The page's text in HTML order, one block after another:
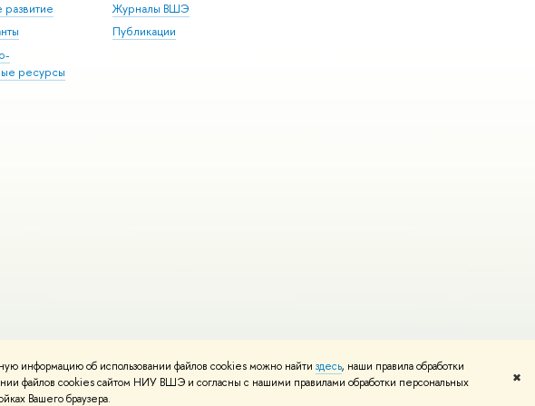
информацию об использовании файлов cookies можно найти здесь, наши правила обработки
файлов cookies сайтом НИУ ВШЭ и согласны с нашими правилами обработки персональных
Вашего браузера.
✖
ресурсы
Журналы ВШЭ
Публикации
Редактору
конфиденциальности Карта сайта